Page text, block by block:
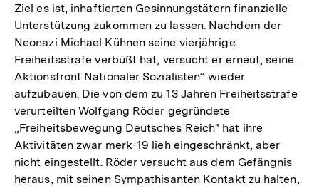
Ziel es ist, inhaftierten Gesinnungstätern finanzielle
Unterstützung zukommen zu lassen. Nachdem der
Neonazi Michael Kühnen seine vierjährige
Freiheitsstrafe verbüßt hat, versucht er erneut, seine .
Aktionsfront Nationaler Sozialisten“ wieder
aufzubauen. Die von dem zu 13 Jahren Freiheitsstrafe
verurteilten Wolfgang Röder gegründete
„Freiheitsbewegung Deutsches Reich" hat ihre
Aktivitäten zwar merk-19 lieh eingeschränkt, aber
nicht eingestellt. Röder versucht aus dem Gefängnis
heraus, mit seinen Sympathisanten Kontakt zu halten,